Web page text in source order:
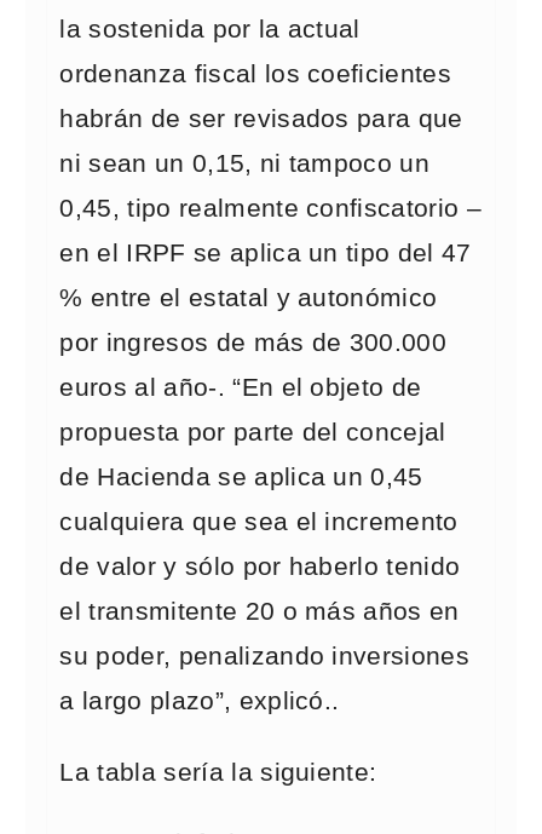
la sostenida por la actual
ordenanza fiscal los coeficientes
habrán de ser revisados para que
ni sean un 0,15, ni tampoco un
0,45, tipo realmente confiscatorio –
en el IRPF se aplica un tipo del 47
% entre el estatal y autonómico
por ingresos de más de 300.000
euros al año-. “En el objeto de
propuesta por parte del concejal
de Hacienda se aplica un 0,45
cualquiera que sea el incremento
de valor y sólo por haberlo tenido
el transmitente 20 o más años en
su poder, penalizando inversiones
a largo plazo”, explicó..
La tabla sería la siguiente: